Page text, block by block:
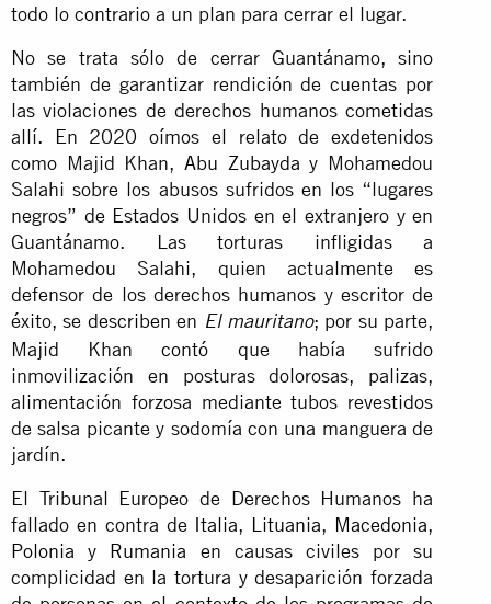
todo lo contrario a un plan para cerrar el lugar.
No se trata sólo de cerrar Guantánamo, sino
también de garantizar rendición de cuentas por
las violaciones de derechos humanos cometidas
allí. En 2020 oímos el relato de exdetenidos
como Majid Khan,Abu Zubayda y Mohamedou
Salahi sobre los abusos sufridos en los “lugares
negros” de Estados Unidos en el extranjero y en
Guantánamo. Las torturas infligidas a
Mohamedou Salahi, quien actualmente es
defensor de los derechos humanos y escritor de
éxito, se describen en El mauritano; por su parte,
Majid Khancontó que había sufrido
inmovilización en posturas dolorosas, palizas,
alimentación forzosa mediante tubos revestidos
de salsa picante y sodomía con una manguera de
jardín.
El Tribunal Europeo de Derechos Humanos ha
fallado en contra de Italia, Lituania, Macedonia,
Polonia y Rumania en causas civiles por su
complicidad en la tortura y desaparición forzada